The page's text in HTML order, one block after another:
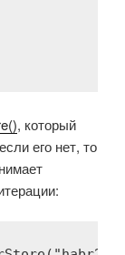
, который
его нет, то